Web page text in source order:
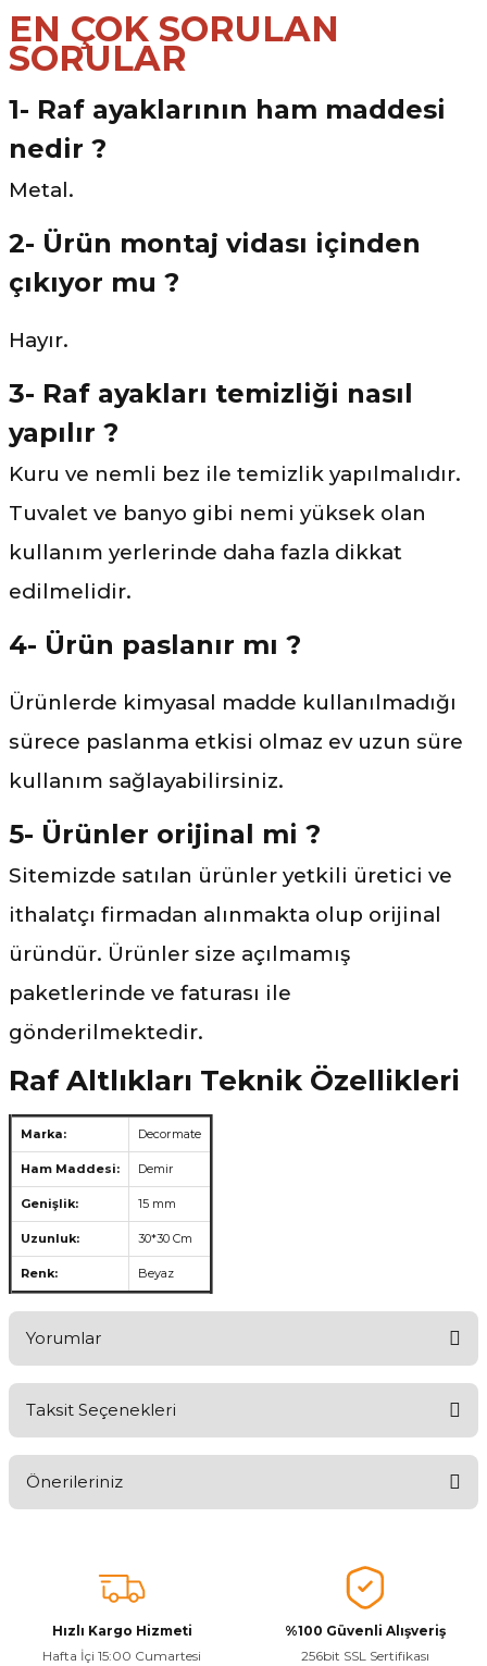
EN ÇOK SORULAN
SORULAR
1- Raf ayaklarının ham maddesi
nedir ?
Metal.
2- Ürün montaj vidası içinden
çıkıyor mu ?
Hayır.
3- Raf ayakları temizliği nasıl
yapılır ?
Kuru ve nemli bez ile temizlik yapılmalıdır.
Tuvalet ve banyo gibi nemi yüksek olan
kullanım yerlerinde daha fazla dikkat
edilmelidir.
4- Ürün paslanır mı ?
Ürünlerde kimyasal madde kullanılmadığı
sürece paslanma etkisi olmaz ev uzun süre
kullanım sağlayabilirsiniz.
5- Ürünler orijinal mi ?
Sitemizde satılan ürünler yetkili üretici ve
ithalatçı firmadan alınmakta olup orijinal
üründür. Ürünler size açılmamış
paketlerinde ve faturası ile
gönderilmektedir.
Raf Altlıkları Teknik Özellikleri
Marka: Decormate
Ham Maddesi: Demir
Genişlik: 15 mm
Uzunluk: 30*30 Cm
Renk: Beyaz
Yorumlar
Ürünü Değerlendir
Taksit Seçenekleri
Önerileriniz
tarafımıza iletebilirsiniz.
Görüş ve önerileriniz için teşekkür ederiz.
Ürün resmi kalitesiz, bozuk veya görüntülenemiyor.
Hızlı Kargo Hizmeti
Hafta İçi 15:00 Cumartesi
%100 Güvenli Alışveriş
256bit SSL Sertifikası